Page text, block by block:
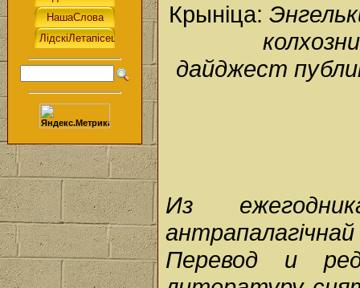
Крыніца:
дайджест
Из
Перевод и